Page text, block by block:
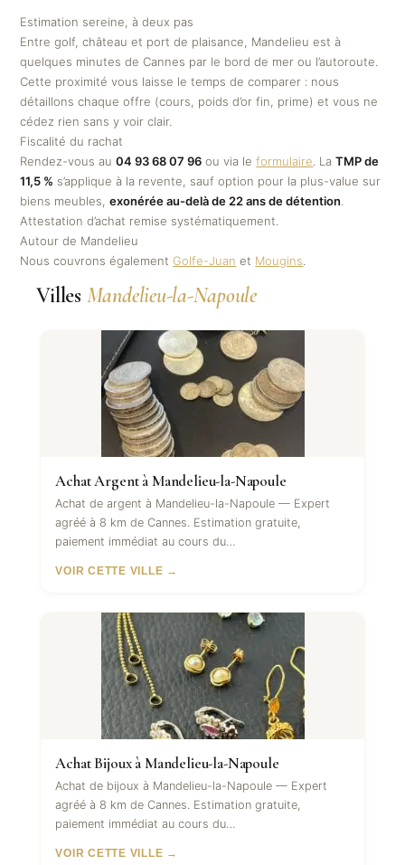
Estimation sereine, à deux pas
Entre golf, château et port de plaisance, Mandelieu est à
quelques minutes de Cannes par le bord de mer ou l’autoroute.
Cette proximité vous laisse le temps de comparer : nous
détaillons chaque offre (cours, poids d’or fin, prime) et vous ne
cédez rien sans y voir clair.
Fiscalité du rachat
Rendez-vous au04 93 68 07 96 ou via leformulaire . LaTMP de
11,5 % s’applique à la revente, sauf option pour la plus-value sur
biens meubles,exonérée au-delà de 22 ans de détention
Attestation d’achat remise systématiquement.
Autour de Mandelieu
Nous couvrons également Golfe-Juan et Mougins
Villes Mandelieu-la-Napoule
Achat Argent à Mandelieu-la-Napoule
Achat de argent à Mandelieu-la-Napoule — Expert
agréé à 8 km de Cannes. Estimation gratuite,
paiement immédiat au cours du…
VOIR CETTE VILLE →
Achat Bijoux à Mandelieu-la-Napoule
Achat de bijoux à Mandelieu-la-Napoule — Expert
agréé à 8 km de Cannes. Estimation gratuite,
paiement immédiat au cours du…
VOIR CETTE VILLE →